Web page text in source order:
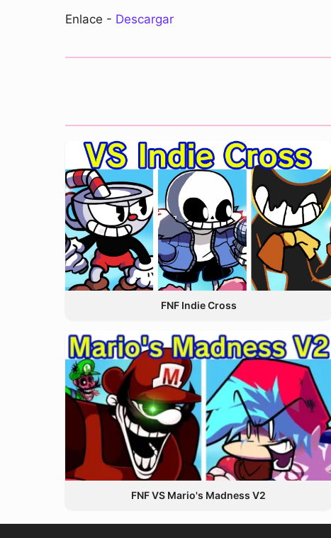
Enlace - Descargar
FNF Indie Cross
FNF VS Mario's Madness V2